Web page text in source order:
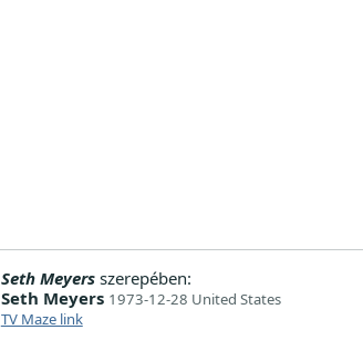
Seth Meyersszerepében:
Seth Meyers 1973-12-28 United States
TV Maze link